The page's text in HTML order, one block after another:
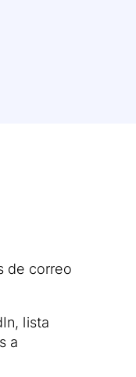
de correo
lista
a